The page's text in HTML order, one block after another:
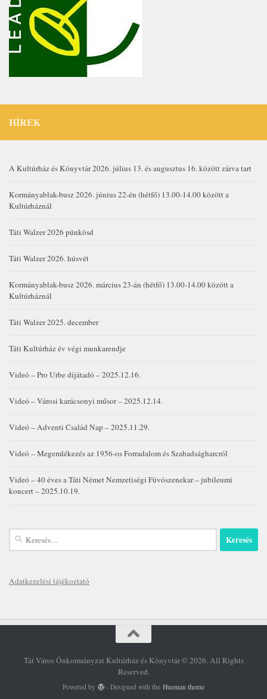
HÍREK
A Kultúrház és Könyvtár 2026. július 13. és augusztus 16. között zárva tart
Kormányablak-busz 2026. június 22-én (hétfő) 13.00-14.00 között a
Kultúrháznál
Táti Walzer 2026 pünkösd
Táti Walzer 2026. húsvét
Kormányablak-busz 2026. március 23-án (hétfő) 13.00-14.00 között a
Kultúrháznál
Táti Walzer 2025. december
Táti Kultúrház év végi munkarendje
Videó – Pro Urbe díjátadó – 2025.12.16.
Videó – Városi karácsonyi műsor – 2025.12.14.
Videó – Adventi Család Nap – 2025.11.29.
Videó – Megemlékezés az 1956-os Forradalom és Szabadságharcról
Videó – 40 éves a Táti Német Nemzetiségi Fúvószenekar – jubileumi
koncert – 2025.10.19.
Keresés:
Adatkezelési tájékoztató
Tát Város Önkormányzat Kultúrház és Könyvtár © 2026. All Rights
Reserved.
Powered by - Designed with theHueman theme